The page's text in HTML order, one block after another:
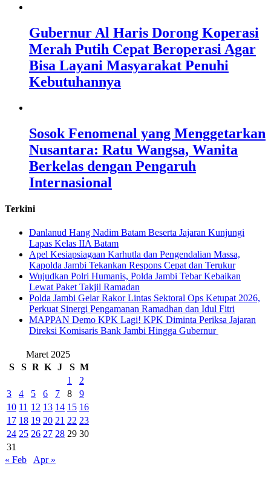
Gubernur Al Haris Dorong Koperasi
Merah Putih Cepat Beroperasi Agar
Bisa Layani Masyarakat Penuhi
Kebutuhannya
Sosok Fenomenal yang Menggetarkan
Nusantara: Ratu Wangsa, Wanita
Berkelas dengan Pengaruh
Internasional
Terkini
Danlanud Hang Nadim Batam Beserta Jajaran Kunjungi
Lapas Kelas IIA Batam
Apel Kesiapsiagaan Karhutla dan Pengendalian Massa,
Kapolda Jambi Tekankan Respons Cepat dan Terukur
Wujudkan Polri Humanis, Polda Jambi Tebar Kebaikan
Lewat Paket Takjil Ramadan
Polda Jambi Gelar Rakor Lintas Sektoral Ops Ketupat 2026,
Perkuat Sinergi Pengamanan Ramadhan dan Idul Fitri
‎MAPPAN Demo KPK Lagi! KPK Diminta Periksa Jajaran
Direksi Komisaris Bank Jambi Hingga Gubernur ‎
Maret 2025
S
S R K J S M
1
2
3
4 5 6 7 8
9
10 11 12 13 14 15 16
17 18 19 20 21 22 23
24 25 26 27 28 29 30
31
« Feb
Apr »